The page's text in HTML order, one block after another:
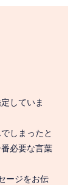
していま
しまったと
必要な言葉
ージをお伝